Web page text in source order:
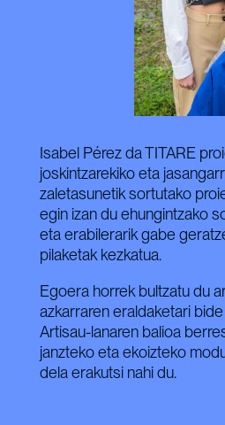
Isabel Pérez da TITARE
joskintzarekiko eta
zaletasunetik sortutako
egin izan du ehungintzako
eta erabilerarik gabe
pilaketak kezkatua.
Egoera horrek bultzatu du
azkarraren eraldaketari
Artisau-lanaren balioa
janzteko eta ekoizteko
dela erakutsi nahi du.